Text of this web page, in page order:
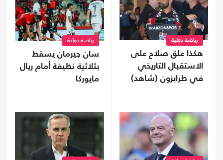
رياضة دولية
هكذا علق صلاح على
الاستقبال التاريخي
في طرابزون (شاهد)
رياضة دولية
سان جيرمان يسقط
بثلاثية نظيفة أمام ريال
مايوركا